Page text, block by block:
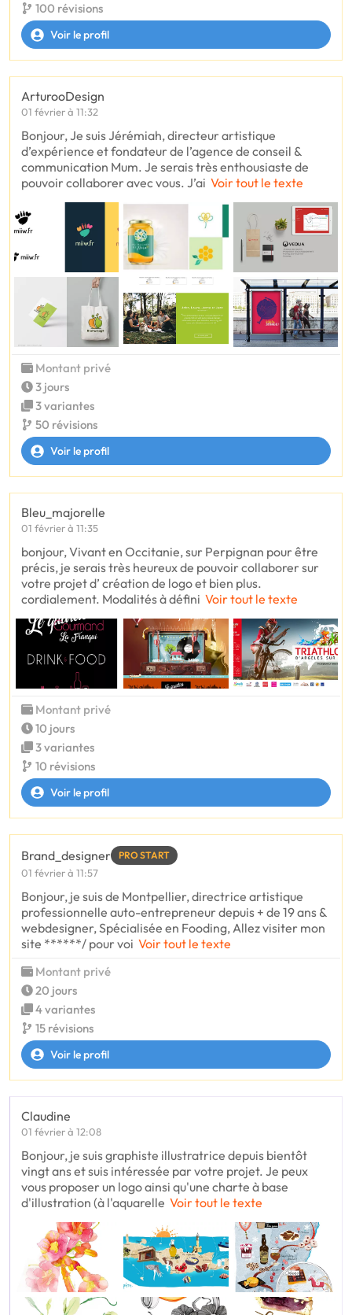
100 révisions
Voir le profil
ArturooDesign
01 février à 11:32
Bonjour, Je suis Jérémiah, directeur artistique
d’expérience et fondateur de l’agence de conseil &
communication Mum. Je serais très enthousiaste de
pouvoir collaborer avec vous. J’ai Voir tout le texte
Montant privé
3 jours
3 variantes
50 révisions
Voir le profil
Bleu_majorelle
01 février à 11:35
bonjour, Vivant en Occitanie, sur Perpignan pour être
précis, je serais très heureux de pouvoir collaborer sur
votre projet d’ création de logo et bien plus.
cordialement. Modalités à défini Voir tout le texte
Montant privé
10 jours
3 variantes
10 révisions
Voir le profil
Brand_designer PRO START
01 février à 11:57
Bonjour, je suis de Montpellier, directrice artistique
professionnelle auto-entrepreneur depuis + de 19 ans &
webdesigner, Spécialisée en Fooding, Allez visiter mon
site ******/ pour voi Voir tout le texte
Montant privé
20 jours
4 variantes
15 révisions
Voir le profil
Claudine
01 février à 12:08
Bonjour, je suis graphiste illustratrice depuis bientôt
vingt ans et suis intéressée par votre projet. Je peux
vous proposer un logo ainsi qu'une charte à base
d'illustration (à l'aquarelle Voir tout le texte